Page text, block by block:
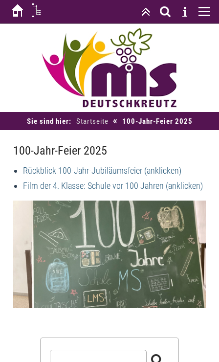
Sie sind hier: Startseite « 100-Jahr-Feier 2025
100-Jahr-Feier 2025
Rückblick 100-Jahr-Jubiläumsfeier (anklicken)
Film der 4. Klasse: Schule vor 100 Jahren (anklicken)